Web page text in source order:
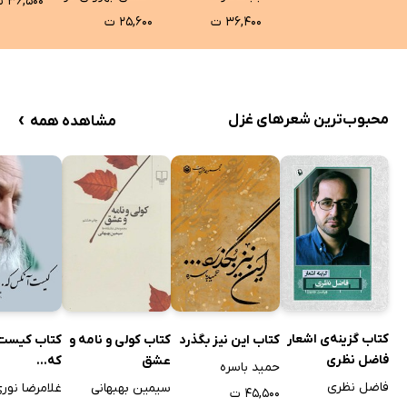
۳۶,۴۰۰ ت
۲۵,۶۰۰ ت
محبوب‌ترین شعرهای غزل مشاهده همه ›
کتاب گزینه‌ی اشعار
فاضل نظری
فاضل نظری
کتاب این نیز بگذرد
حمید باسره
۴۵,۵۰۰ ت
کتاب کولی و نامه و
عشق
سیمین بهبهانی
کتاب
که...
غلامرضا